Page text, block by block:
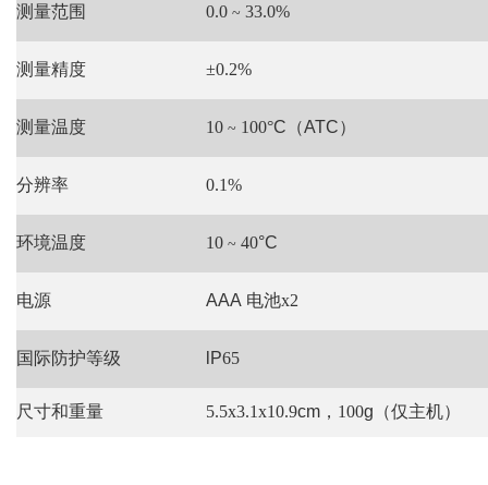
测量范围 0.0 ~ 33.0%
测量精度 ±0.2%
测量温度 10 ~ 100°C （ATC）
分辨率 0.1%
环境温度 10 ~ 40°C
电源 AAA 电池x2
国际防护等级 lP65
尺寸和重量 5.5x3.1x10.9cm ，100g （仅主机）